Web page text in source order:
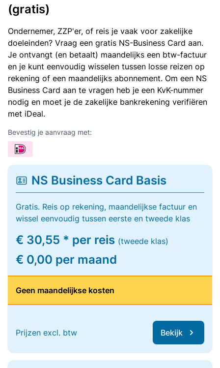
(gratis)
Ondernemer, ZZP'er, of reis je vaak voor zakelijke
doeleinden? Vraag een gratis NS-Business Card aan.
Je ontvangt (en betaalt) maandelijks een btw-factuur
en je kunt eenvoudig wisselen tussen losse reizen op
rekening of een maandelijks abonnement. Om een NS
Business Card aan te vragen heb je een KvK-nummer
nodig en moet je de zakelijke bankrekening verifiëren
met iDeal.
Bevestig je aanvraag met:
NS Business Card Basis
Gratis. Reis op rekening, maandelijkse factuur en
wissel eenvoudig tussen eerste en tweede klas
€ 30,55 * per reis (tweede klas)
€ 0,00 per maand
Geen maandelijkse kosten
Prijzen excl. btw Bekijk